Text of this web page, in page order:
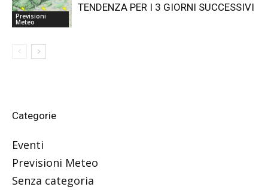
Previsioni
Meteo
TENDENZA PER I 3 GIORNI SUCCESSIVI
Categorie
Eventi
Previsioni Meteo
Senza categoria